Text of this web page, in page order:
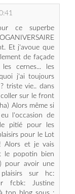
Et j'avoue que
de façade
cernes... les
j'ai toujours
triste vie.. dans
sur le front
Alors même si
l'occasion de
pitié pour les
pour le Lot
et je vais
le popotin bien
pour avoir une
sur hc:
fcbk: Justine
ton blog sous :
soiiirée :)